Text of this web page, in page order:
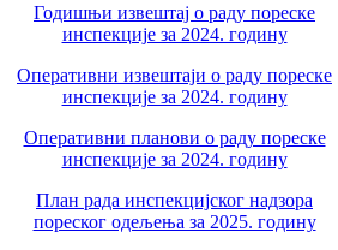
Годишњи извештај о раду пореске
инспекције за 2024. годину
Оперативни извештаји о раду пореске
инспекције за 2024. годину
Оперативни планови о раду пореске
инспекције за 2024. годину
План рада инспекцијског надзора
пореског одељења за 2025. годину